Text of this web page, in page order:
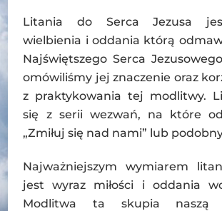
Litania do Serca Jezusa
wielbienia i oddania którą
Najświętszego Serca
omówiliśmy jej znaczenie oraz
z praktykowania tej modlitwy.
się z serii wezwań, na które
„Zmiłuj się nad nami” lub
Najważniejszym wymiarem
jest wyraz miłości i oddania
Modlitwa ta skupia naszą